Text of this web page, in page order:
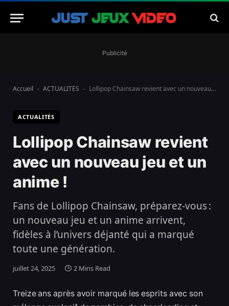
Publicité
Accueil - ACTUALITÉS - Lollipop Chainsaw revient avec un nouveau jeu et un anime !
ACTUALITÉS
Lollipop Chainsaw revient
avec un nouveau jeu et un
anime !
Fans de Lollipop Chainsaw, préparez-vous :
un nouveau jeu et un anime arrivent,
fidèles à l’univers déjanté qui a marqué
toute une génération.
juillet 24, 2025 2 Mins Read
Treize ans après avoir marqué les esprits avec son